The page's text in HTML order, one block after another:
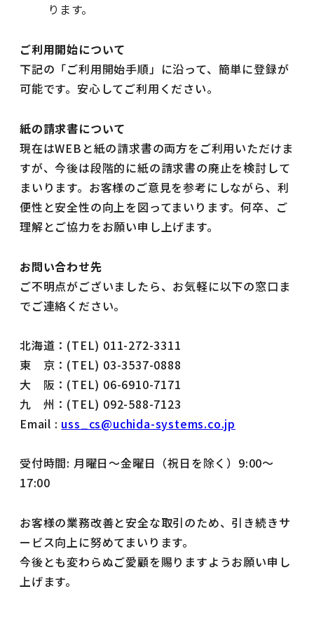
ります。
ご利用開始について
下記の「ご利用開始手順」に沿って、簡単に登録が
可能です。安心してご利用ください。
紙の請求書について
現在はWEBと紙の請求書の両方をご利用いただけま
すが、今後は段階的に紙の請求書の廃止を検討して
まいります。お客様のご意見を参考にしながら、利
便性と安全性の向上を図ってまいります。何卒、ご
理解とご協力をお願い申し上げます。
お問い合わせ先
ご不明点がございましたら、お気軽に以下の窓口ま
でご連絡ください。
北海道：(TEL) 011-272-3311
東 京：(TEL) 03-3537-0888
大 阪：(TEL) 06-6910-7171
九 州：(TEL) 092-588-7123
Email : uss_cs@uchida-systems.co.jp
受付時間: 月曜日～金曜日（祝日を除く）9:00〜
17:00
お客様の業務改善と安全な取引のため、引き続きサ
ービス向上に努めてまいります。
今後とも変わらぬご愛顧を賜りますようお願い申し
上げます。